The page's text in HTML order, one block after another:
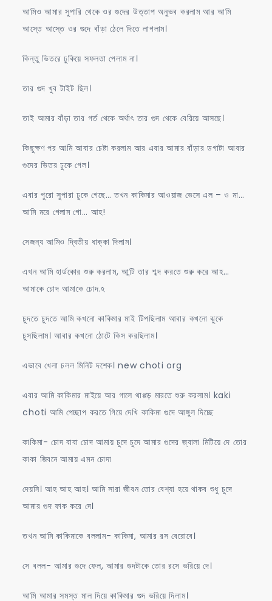
আমিও আমার সুপারি থেকে ওর গুদের উত্তাপ অনুভব করলাম আর আমি
আস্তে আস্তে ওর গুদে বাঁড়া ঠেলে দিতে লাগলাম।
কিন্তু ভিতরে ঢুকিয়ে সফলতা পেলাম না।
তার গুদ খুব টাইট ছিল।
তাই আমার বাঁড়া তার গর্ত থেকে অর্থাৎ তার গুদ থেকে বেরিয়ে আসছে।
কিছুক্ষণ পর আমি আবার চেষ্টা করলাম আর এবার আমার বাঁড়ার ডগাটা আবার
গুদের ভিতর ঢুকে গেল।
এবার পুরো সুপারা ঢুকে গেছে… তখন কাকিমার আওয়াজ ভেসে এল – ও মা…
আমি মরে গেলাম গো… আহ!
সেজন্য আমিও দ্বিতীয় ধাক্কা দিলাম।
এখন আমি হার্ডকোর শুরু করলাম, আন্টি তার শব্দ করতে শুরু করে আহ…
আমাকে চোদ আমাকে চোদ.ঽ
চুদতে চুদতে আমি কখনো কাকিমার মাই টিপছিলাম আবার কখনো ঝুকে
চুসছিলাম। আবার কখনো ঠোটে কিস করছিলাম।
এভাবে খেলা চলল মিনিট দশেক। new choti org
এবার আমি কাকিমার মাইয়ে আর গালে থাপ্পড় মারতে শুরু করলাম। kaki
choti আমি পেচ্ছাপ করতে গিয়ে দেখি কাকিমা গুদে আঙ্গুল দিচ্ছে
কাকিমা- চোদ বাবা চোদ আমায় চুদে চুদে আমার গুদের জ্বালা মিটিয়ে দে তোর
কাকা জিবনে আমায় এমন চোদা
দেয়নি। আহ আহ আহ। আমি সারা জীবন তোর বেশ্যা হয়ে থাকব শুধু চুদে
আমার গুদ ফাক করে দে।
তখন আমি কাকিমাকে বললাম- কাকিমা, আমার রস বেরোবে।
সে বলল- আমার গুদে ফেল, আমার গুদটাকে তোর রসে ভরিয়ে দে।
আমি আমার সমস্ত মাল দিয়ে কাকিমার গুদ ভরিয়ে দিলাম।